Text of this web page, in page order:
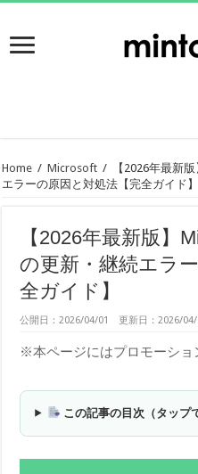
Home / Microsoft /
【2026年最新
エラーの原因と対処法【完全ガイド】
【2026年最新版】
の更新・継続エラ
全ガイド】
公開日：2026/04/01 更新日：2026/
※本ページにはプロモーショ
この記事の目次（タップ